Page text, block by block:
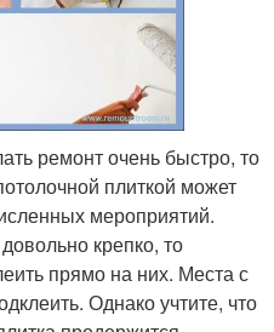
ремонт очень быстро, то
плиткой может
мероприятий.
крепко, то
прямо на них. Места с
Однако учтите, что